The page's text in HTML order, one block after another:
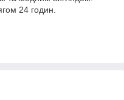
24 годин.